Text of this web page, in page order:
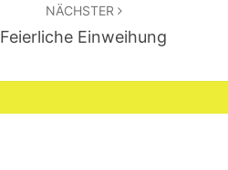
NÄCHSTER
Feierliche Einweihung